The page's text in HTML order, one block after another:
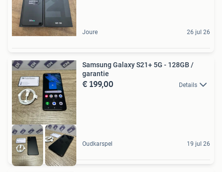
Joure 26 jul 26
Samsung Galaxy S21+ 5G - 128GB /
garantie
€ 199,00 Details
Oudkarspel 19 jul 26